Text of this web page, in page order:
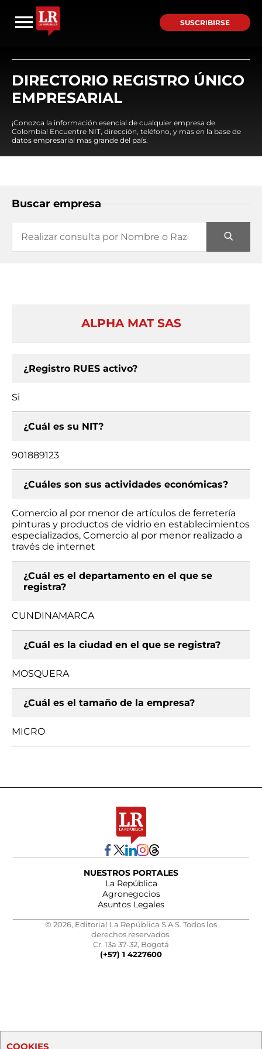
SUSCRIBIRSE
DIRECTORIO REGISTRO ÚNICO
EMPRESARIAL
¡Conozca la información esencial de cualquier empresa de
Colombia! Encuentre NIT, dirección, teléfono, y mas en la base de
datos empresarial mas grande del país.
Buscar empresa
ALPHA MAT SAS
¿Registro RUES activo?
Si
¿Cuál es su NIT?
901889123
¿Cuáles son sus actividades económicas?
Comercio al por menor de artículos de ferretería
pinturas y productos de vidrio en establecimientos
especializados, Comercio al por menor realizado a
través de internet
¿Cuál es el departamento en el que se
registra?
CUNDINAMARCA
¿Cuál es la ciudad en el que se registra?
MOSQUERA
¿Cuál es el tamaño de la empresa?
MICRO
NUESTROS PORTALES
La República
Agronegocios
Asuntos Legales
© 2026, Editorial La República S.A.S. Todos los
derechos reservados.
Cr. 13a 37-32, Bogotá
(+57) 1 4227600
COOKIES